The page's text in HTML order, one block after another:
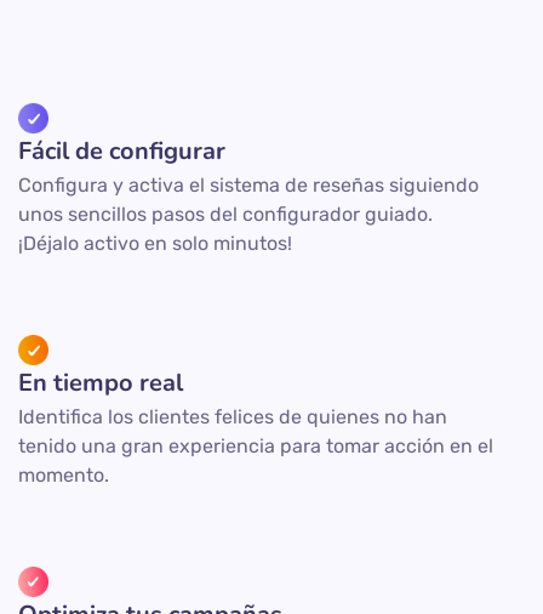
Fácil de configurar
Configura y activa el sistema de reseñas siguiendo
unos sencillos pasos del configurador guiado.
¡Déjalo activo en solo minutos!
En tiempo real
Identifica los clientes felices de quienes no han
tenido una gran experiencia para tomar acción en el
momento.